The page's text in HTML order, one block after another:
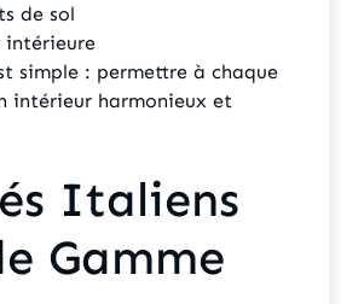
de sol
intérieure
simple : permettre à chaque
intérieur harmonieux et
Italiens
Gamme